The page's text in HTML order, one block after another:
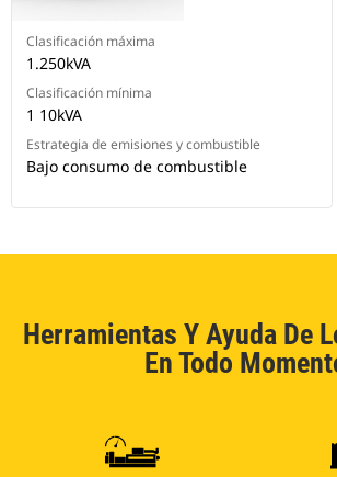
Clasificación máxima
1.250kVA
Clasificación mínima
1 10kVA
Estrategia de emisiones y combustible
Bajo consumo de combustible
Herramientas Y Ayuda De
En Todo